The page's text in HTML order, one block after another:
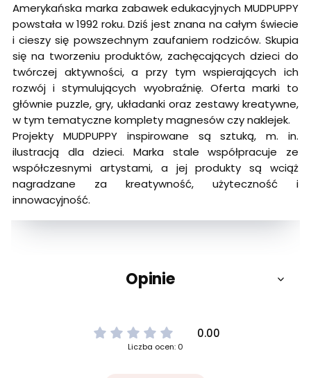
Amerykańska marka zabawek edukacyjnych MUDPUPPY
powstała w 1992 roku. Dziś jest znana na całym świecie
i cieszy się powszechnym zaufaniem rodziców. Skupia
się na tworzeniu produktów, zachęcających dzieci do
twórczej aktywności, a przy tym wspierających ich
rozwój i stymulujących wyobraźnię. Oferta marki to
głównie puzzle, gry, układanki oraz zestawy kreatywne,
w tym tematyczne komplety magnesów czy naklejek.
Projekty MUDPUPPY inspirowane są sztuką, m. in.
ilustracją dla dzieci. Marka stale współpracuje ze
współczesnymi artystami, a jej produkty są wciąż
nagradzane za kreatywność, użyteczność i
innowacyjność.
Opinie
0.00
Liczba ocen: 0